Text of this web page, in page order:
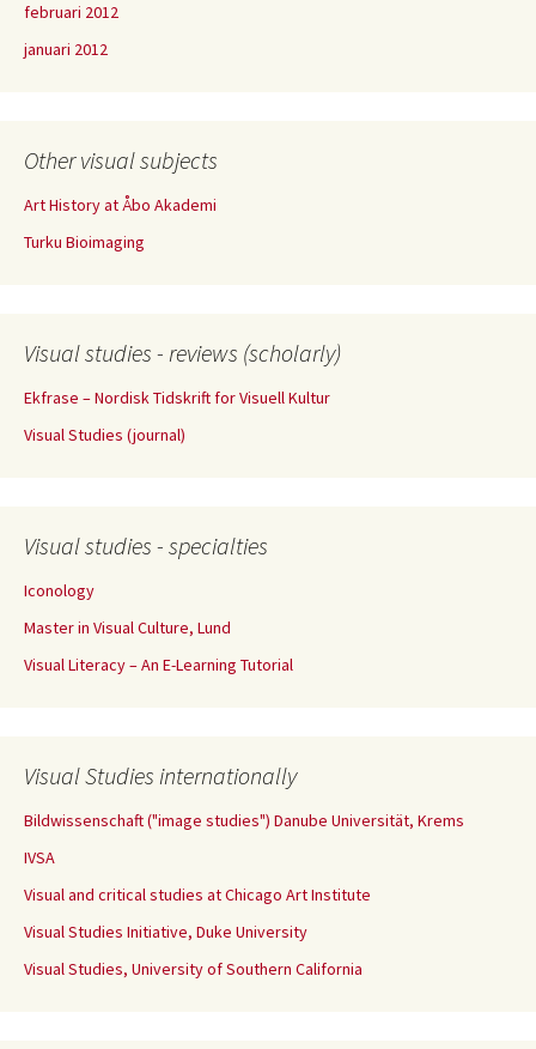
februari 2012
januari 2012
Other visual subjects
Art History at Åbo Akademi
Turku Bioimaging
Visual studies - reviews (scholarly)
Ekfrase – Nordisk Tidskrift for Visuell Kultur
Visual Studies (journal)
Visual studies - specialties
Iconology
Master in Visual Culture, Lund
Visual Literacy – An E-Learning Tutorial
Visual Studies internationally
Bildwissenschaft ("image studies") Danube Universität, Krems
IVSA
Visual and critical studies at Chicago Art Institute
Visual Studies Initiative, Duke University
Visual Studies, University of Southern California